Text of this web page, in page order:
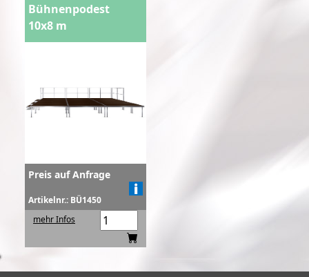
Bühnenpodest
10x8 m
Preis auf Anfrage
Artikelnr.: BÜ1450
mehr Infos